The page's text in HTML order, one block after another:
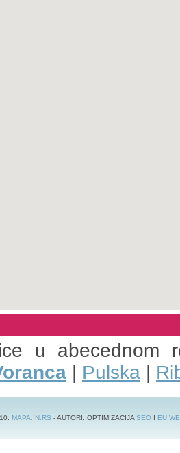
u abecednom
| Pulska |
MAPA.IN.RS - AUTORI: OPTIMIZACIJASEO I EU